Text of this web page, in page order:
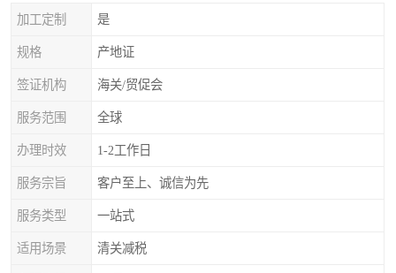
加工定制 是
规格 产地证
签证机构 海关/贸促会
服务范围 全球
办理时效 1-2工作日
服务宗旨 客户至上、诚信为先
服务类型 一站式
适用场景 清关减税